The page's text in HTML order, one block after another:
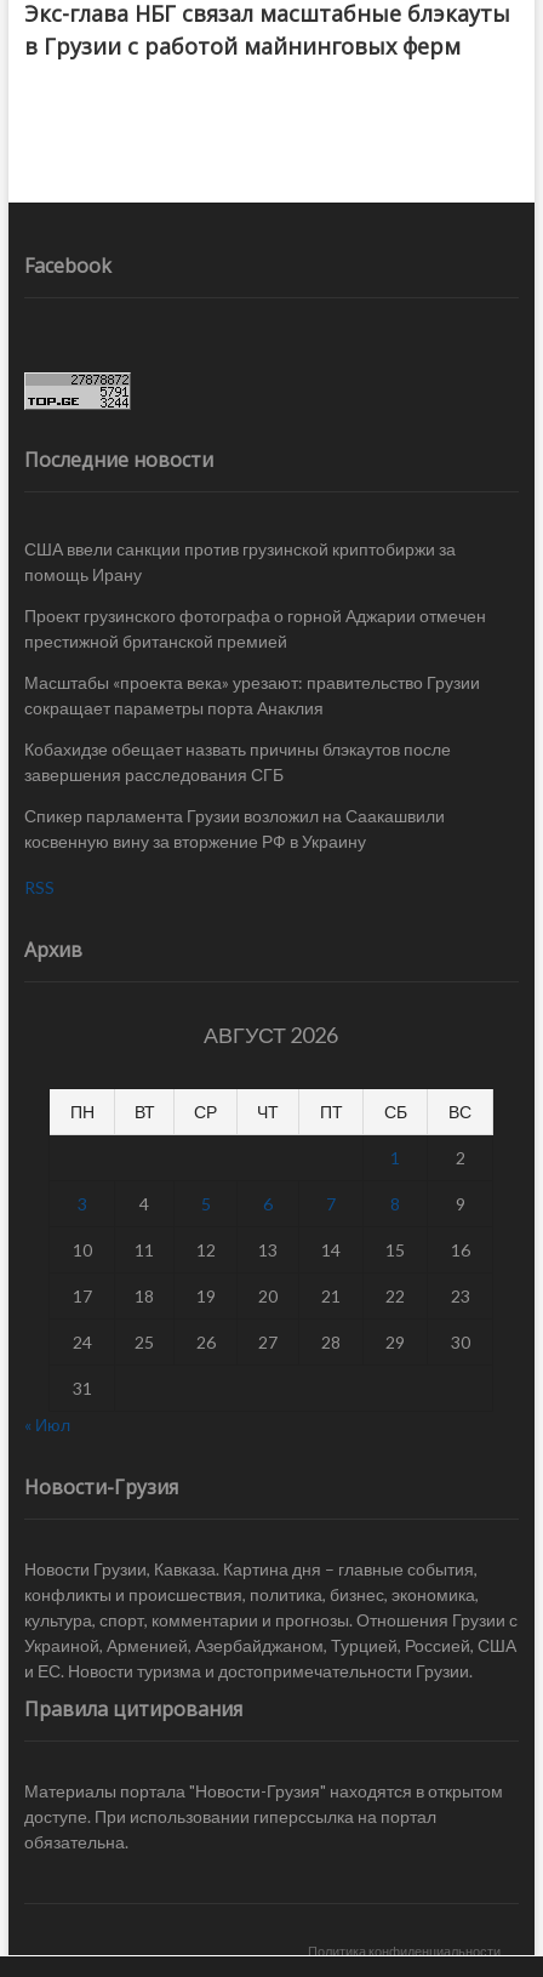
Экс-глава НБГ связал масштабные блэкауты
в Грузии с работой майнинговых ферм
Facebook
Последние новости
США ввели санкции против грузинской криптобиржи за
помощь Ирану
Проект грузинского фотографа о горной Аджарии отмечен
престижной британской премией
Масштабы «проекта века» урезают: правительство Грузии
сокращает параметры порта Анаклия
Кобахидзе обещает назвать причины блэкаутов после
завершения расследования СГБ
Спикер парламента Грузии возложил на Саакашвили
косвенную вину за вторжение РФ в Украину
RSS
Архив
АВГУСТ 2026
ПН ВТ СР ЧТ ПТ СБ ВС
1 2
3 4 5 6 7 8 9
10 11 12 13 14 15 16
17 18 19 20 21 22 23
24 25 26 27 28 29 30
31
« Июл
Новости-Грузия
Новости Грузии, Кавказа. Картина дня – главные события,
конфликты и происшествия, политика, бизнес, экономика,
культура, спорт, комментарии и прогнозы. Отношения Грузии с
Украиной, Арменией, Азербайджаном, Турцией, Россией, США
и ЕС. Новости туризма и достопримечательности Грузии.
Правила цитирования
Материалы портала "Новости-Грузия" находятся в открытом
доступе. При использовании гиперссылка на портал
обязательна.
Политика конфиденциальности